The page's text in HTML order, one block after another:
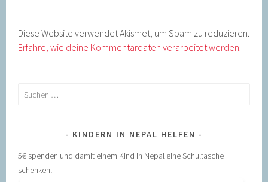
Diese Website verwendet Akismet, um Spam zu reduzieren.
Erfahre, wie deine Kommentardaten verarbeitet werden.
Suchen
KINDERN IN NEPAL HELFEN
5€ spenden und damit einem Kind in Nepal eine Schultasche
schenken!